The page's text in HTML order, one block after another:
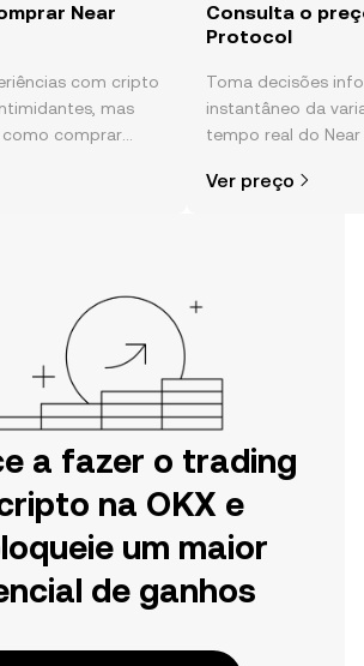
Near
com cripto
mas
como comprar
na aplicação
Consulta o
Protocol
Toma decisões
instantâneo da
tempo real do
e muito mais.
Ver preço
a fazer o trading
na OKX e
um maior
de ganhos